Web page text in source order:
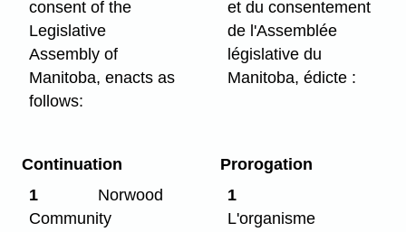
consent of the
Legislative
Assembly of
Manitoba, enacts as
follows:
et du consentement
de l'Assemblée
législative du
Manitoba, édicte :
Continuation
1
Norwood
Community
Prorogation
1
L'organisme